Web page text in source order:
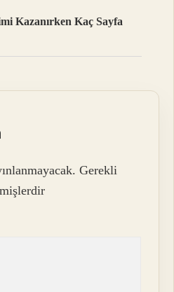
Kazanırken Kaç Sayfa
Gerekli